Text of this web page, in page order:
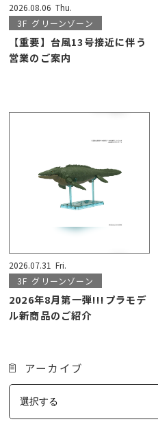
2026.08.06 Thu.
3F グリーンゾーン
【重要】台風13号接近に伴う
営業のご案内
2026.07.31 Fri.
3F グリーンゾーン
2026年8月第一弾!!!プラモデ
ル新商品のご紹介
アーカイブ